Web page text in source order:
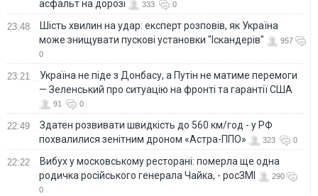
асфальт на дорозі
333 0
23:48
Шість хвилин на удар: експерт розповів, як Україна
може знищувати пускові установки "Іскандерів"
957
0
23:21
Україна не піде з Донбасу, а Путін не матиме перемоги
— Зеленський про ситуацію на фронті та гарантії США
91 0
22:49
Здатен розвивати швидкість до 560 км/год - у РФ
похвалилися зенітним дроном «Астра-ППО»
323 0
22:22
Вибух у московському ресторані: померла ще одна
родичка російського генерала Чайка, - росЗМІ
290
0